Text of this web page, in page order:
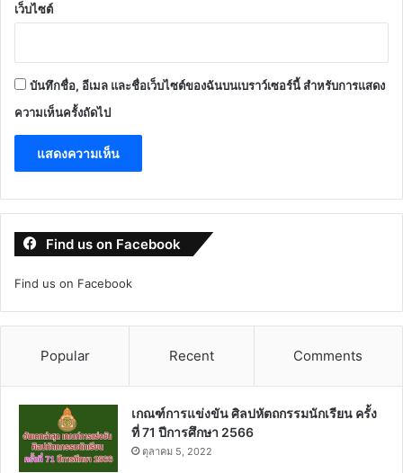
เว็บไซต์
บันทึกชื่อ, อีเมล และชื่อเว็บไซต์ของฉันบนเบราว์เซอร์นี้ สำหรับการแสดง
ความเห็นครั้งถัดไป
Find us on Facebook
Find us on Facebook
Popular Recent Comments
เกณฑ์การแข่งขัน ศิลปหัตถกรรมนักเรียน ครั้ง
ที่ 71 ปีการศึกษา 2566
ตุลาคม 5, 2022